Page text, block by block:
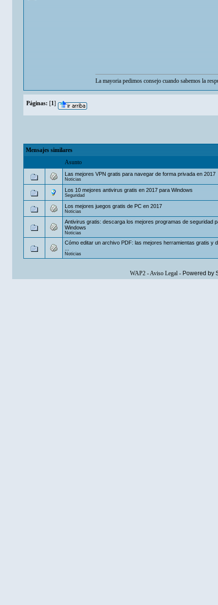
La mayoria pedimos consejo cuando sabemos la
Páginas: [1]
Mensajes similares
Asunto
Las mejores VPN gratis para navegar de forma privada en 2017
Noticias
Los 10 mejores antivirus gratis en 2017 para Windows
Seguridad
Los mejores juegos gratis de PC en 2017
Noticias
Antivirus gratis: descarga los mejores programas de seguridad
Windows
Noticias
Cómo editar un archivo PDF: las mejores herramientas gratis y
...
Noticias
WAP2-Aviso Legal- Powered by